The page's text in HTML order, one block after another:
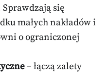
się
małych nakładów i
o ograniczonej
– łączą zalety